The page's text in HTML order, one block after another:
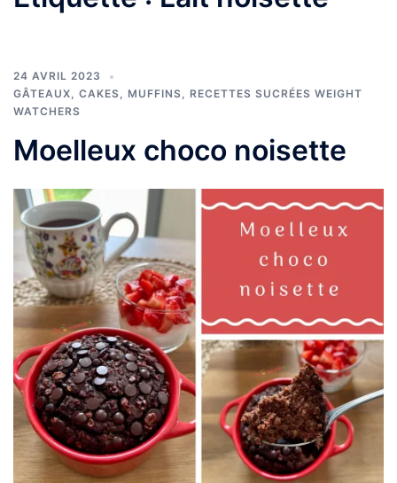
24 AVRIL 2023
GÂTEAUX, CAKES, MUFFINS, RECETTES SUCRÉES WEIGHT
WATCHERS
Moelleux choco noisette